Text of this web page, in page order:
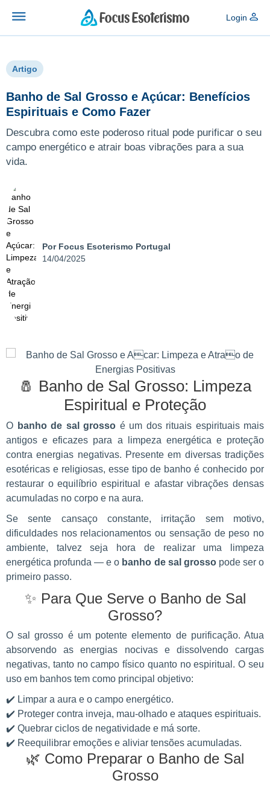
Login
Artigo
Banho de Sal Grosso e Açúcar: Benefícios
Espirituais e Como Fazer
Descubra como este poderoso ritual pode purificar o seu
campo energético e atrair boas vibrações para a sua
vida.
Por Focus Esoterismo Portugal
14/04/2025
🧂 Banho de Sal Grosso: Limpeza
Espiritual e Proteção
O banho de sal grosso é um dos rituais espirituais mais
antigos e eficazes para a limpeza energética e proteção
contra energias negativas. Presente em diversas tradições
esotéricas e religiosas, esse tipo de banho é conhecido por
restaurar o equilíbrio espiritual e afastar vibrações densas
acumuladas no corpo e na aura.
Se sente cansaço constante, irritação sem motivo,
dificuldades nos relacionamentos ou sensação de peso no
ambiente, talvez seja hora de realizar uma limpeza
energética profunda — e o banho de sal grossopode ser o
primeiro passo.
✨ Para Que Serve o Banho de Sal
Grosso?
O sal grosso é um potente elemento de purificação. Atua
absorvendo as energias nocivas e dissolvendo cargas
negativas, tanto no campo físico quanto no espiritual. O seu
uso em banhos tem como principal objetivo:
✔️ Limpar a aura e o campo energético.
✔️ Proteger contra inveja, mau-olhado e ataques espirituais.
✔️ Quebrar ciclos de negatividade e má sorte.
✔️ Reequilibrar emoções e aliviar tensões acumuladas.
🌿 Como Preparar o Banho de Sal
Grosso